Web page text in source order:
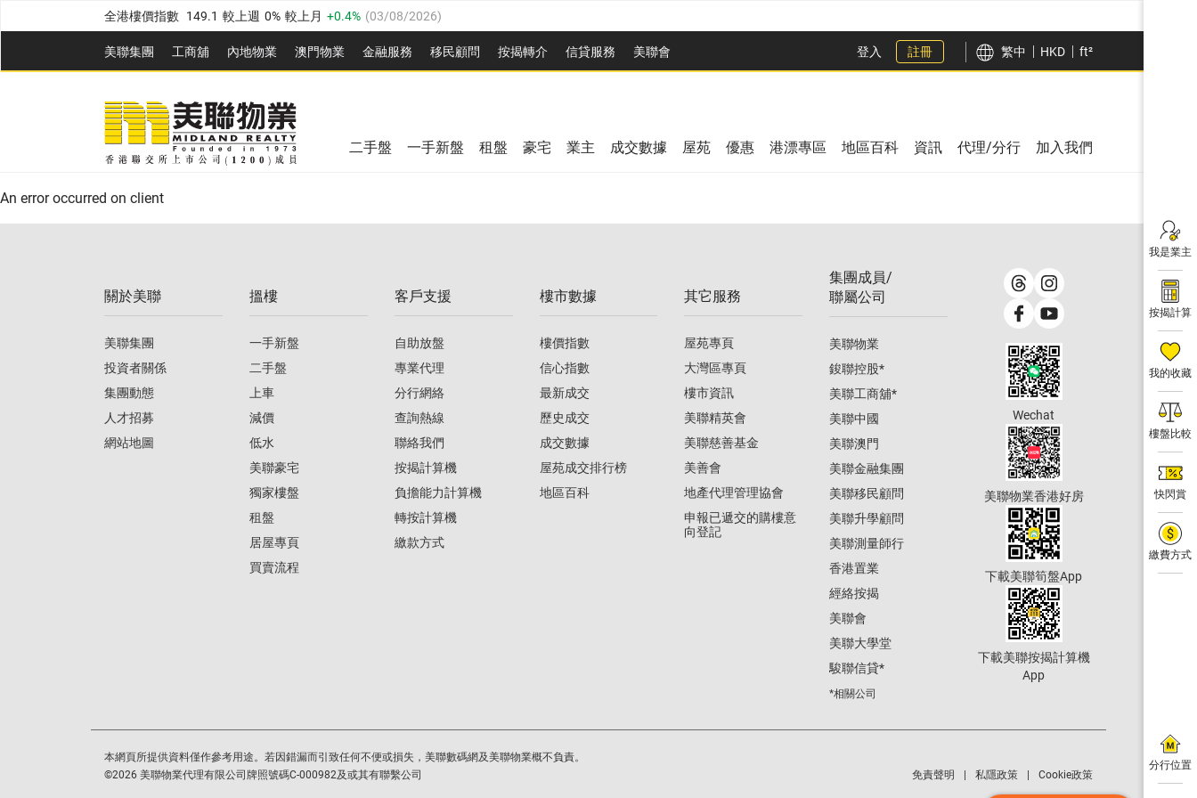
全港樓價指數 149.1 較上週 0% 較上月 0.4% (03/08/2026)
港島樓價指數 157.4 較上週 -0.3% 較上月 -0.8% (03/08/2026)
九龍樓價指數 156.4 較上週 -0.1% 較上月 0.3% (03/08/2026)
新界樓價指數 134.8 較上週 0.1%
美聯信心指數 77.1 較上週 0.7% 較上月 ( 03/08/2026
美聯集團 工商舖 內地物業 澳門物業 金融服務 移民顧問 按揭轉介 信貸服務 美聯會
全港樓價指數 149.1 較上週 0% 較上月
美聯信心指數 較上週 0.7% 03/08/2026)
登入 註冊 繁中 HKD ft²
我是業主
按揭計算
我的收藏
樓盤比較
快閃賞
繳費方式
分行位置
二手盤 一手新盤 租盤 豪宅 業主 成交數據 屋苑 優惠 港漂專區 地區百科 資訊 代理/分行 加入我們
An error occurred on client
關於美聯
美聯集團
投資者關係
集團動態
人才招募
網站地圖
搵樓
一手新盤
二手盤
上車
減價
低水
美聯豪宅
獨家樓盤
租盤
居屋專頁
買賣流程
客戶支援
自助放盤
專業代理
分行網絡
查詢熱線
聯絡我們
按揭計算機
負擔能力計算機
轉按計算機
繳款方式
樓市數據
樓價指數
信心指數
最新成交
歷史成交
成交數據
屋苑成交排行榜
地區百科
其它服務
屋苑專頁
大灣區專頁
樓市資訊
美聯精英會
美聯慈善基金
美善會
地產代理管理協會
申報已遞交的購樓意
向登記
集團成員/
聯屬公司
美聯物業
鋑聯控股*
美聯工商舖*
美聯中國
美聯澳門
美聯金融集團
美聯移民顧問
美聯升學顧問
美聯測量師行
香港置業
經絡按揭
美聯會
美聯大學堂
駿聯信貸*
*相關公司
Wechat
美聯物業香港好房
下載美聯筍盤App
下載美聯按揭計算機
App
本網頁所提供資料僅作參考用途。若因錯漏而引致任何不便或損失，美聯數碼網及美聯物業概不負責。
©2026 美聯物業代理有限公司牌照號碼C-000982及或其有聯繫公司 免責聲明 私隱政策 Cookie政策